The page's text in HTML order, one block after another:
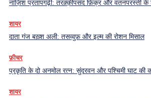
नाज़िश प्रतापगढ़ी: तरक़्क़ीपसंद फ़िक्र और वतनपरस्ती के
शायर
दाता गंज बख़्श अली: तसव्वुफ़ और इल्म की रोशन मिसाल
फ़ीचर
प्रकृति के दो अनमोल रत्न: सुंदरवन और पश्चिमी घाट की
शायर